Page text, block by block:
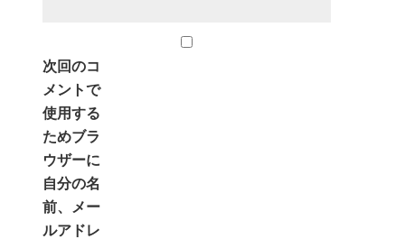
次回のコ
メントで
使用する
ためブラ
ウザーに
自分の名
前、メー
ルアドレ